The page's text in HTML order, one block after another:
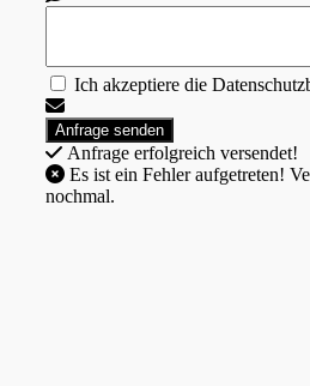
Ich akzeptiere die
Anfrage erfolgreich versendet!
nochmal.